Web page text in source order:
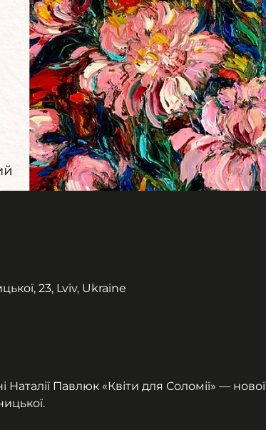
23, Lviv, Ukraine
Павлюк «Квіти для Соломії» — нової